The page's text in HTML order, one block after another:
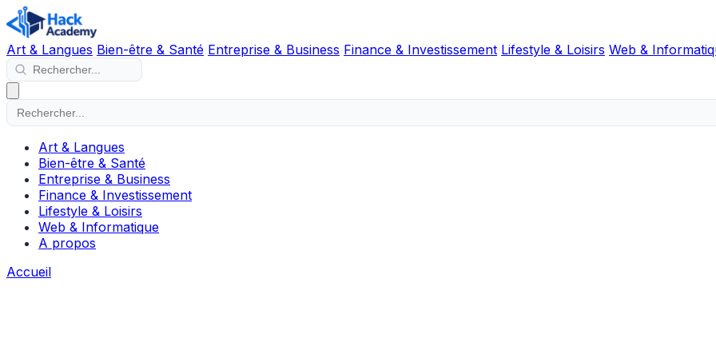
Art & Langues Bien-être & Santé Entreprise & Business Finance & Investissement Lifestyle & Loisirs Web &
Art & Langues
Bien-être & Santé
Entreprise & Business
Finance & Investissement
Lifestyle & Loisirs
Web & Informatique
A propos
Accueil